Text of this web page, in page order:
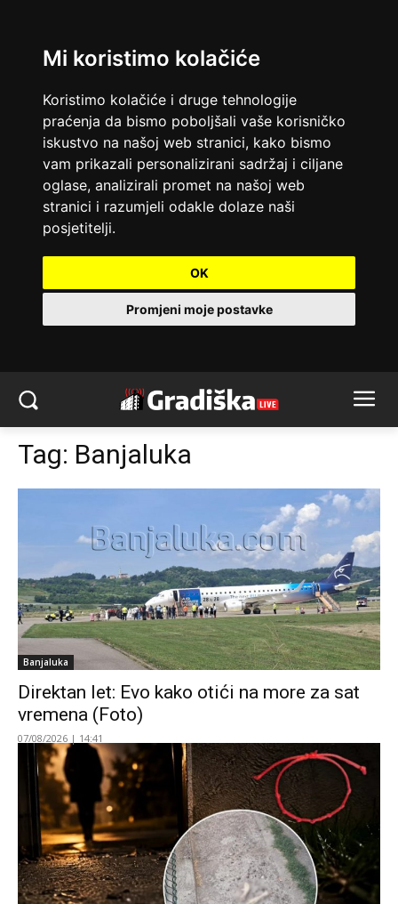
Mi koristimo kolačiće
Koristimo kolačiće i druge tehnologije
praćenja da bismo poboljšali vaše korisničko
iskustvo na našoj web stranici, kako bismo
vam prikazali personalizirani sadržaj i ciljane
oglase, analizirali promet na našoj web
stranici i razumjeli odakle dolaze naši
posjetitelji.
OK
Promjeni moje postavke
Tag: Banjaluka
Banjaluka
Direktan let: Evo kako otići na more za sat
vremena (Foto)
07/08/2026 | 14:41